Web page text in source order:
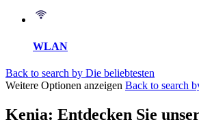
WLAN
Back to search by Die beliebtesten
Weitere Optionen anzeigen Back to search
Kenia: Entdecken Sie